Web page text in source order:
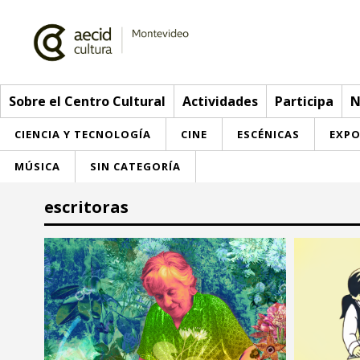
Sobre el Centro Cultural Actividades Participa
CIENCIA Y TECNOLOGÍA CINE ESCÉNICAS
MÚSICA SIN CATEGORÍA
Sobre el Centro Cultural
Red AECID
Equipo
Instalaciones
Visítanos
> Ir a Actividades
Esta semana
Inscripciones
Participa
Envíanos tu propuesta
Buzón de sugerencias
Noticias
Convocatorias
escritoras